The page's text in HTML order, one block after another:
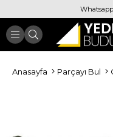
Whatsapp
Anasayfa Parçayı Bul